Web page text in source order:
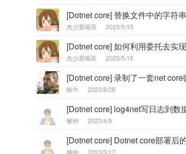
[Dotnet core] 替换文件中的字符
杰少爱喝茶
2025/5/15
[Dotnet core] 如何利用委托去实
杰少爱喝茶
2025/5/15
[Dotnet core] 录制了一套net
蜗牛
2023/8/28
[Dotnet core] log4net写日志到数
够钟
2023/4/9
[Dotnet core] Dotnet core部署后
够钟
2023/3/17